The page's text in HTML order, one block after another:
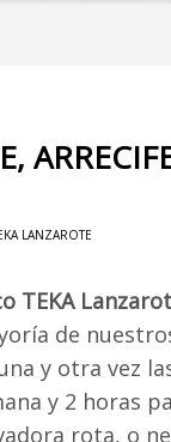
LANZAROTE
TEKA
de
y otra vez
y 2 horas
rota, o